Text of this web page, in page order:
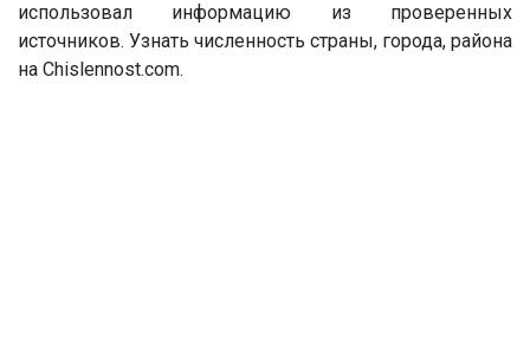
использовал информацию из проверенных
источников. Узнать численность страны, города, района
на Chislennost.com.